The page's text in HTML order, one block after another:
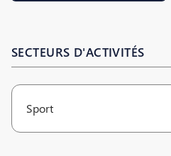
SECTEURS D'ACTIVITÉS
Sport